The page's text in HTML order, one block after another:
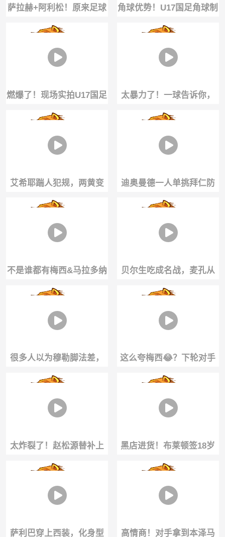
萨拉赫+阿利松！原来足球
可以是门将+前锋的运动
角球优势！U17国足角球制
造混乱，孔玺诺门前捅进
球门
燃爆了！现场实拍U17国足
1分钟两球，赵松源炸裂世
界波反超
太暴力了！一球告诉你，
当年贝尔为什么是第一个
亿元先生！
艾希耶踹人犯规，两黄变
一红被罚下场
迪奥曼德一人单挑拜仁防
线，是什么含金量？
不是谁都有梅西&马拉多纳
的球感！外网热议费兰颠
网球不太行😅
贝尔生吃成名战，麦孔从
此道心破碎😭
很多人以为穆勒脚法差，
直到看到这个视频......
这么夸梅西😂？下轮对手
主帅：哥们就不能度度
假，坐坐游艇吗？
太炸裂了！赵松源替补上
场就轰进世界波，1分钟2
球反超太猛了
黑店进货！布莱顿签18岁
前锋瓦伦丁·约瑟夫⚽️看看
实力如何？
萨利巴穿上西装，化身型
高情商！对手拿到本泽马